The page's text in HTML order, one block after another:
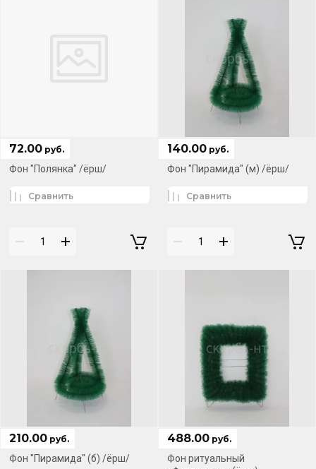
72.00 руб.
Фон "Полянка" /ёрш/
Сравнить
140.00 руб.
Фон "Пирамида" (м) /ёрш/
Сравнить
210.00 руб.
Фон "Пирамида" (б) /ёрш/
488.00 руб.
Фон ритуальный